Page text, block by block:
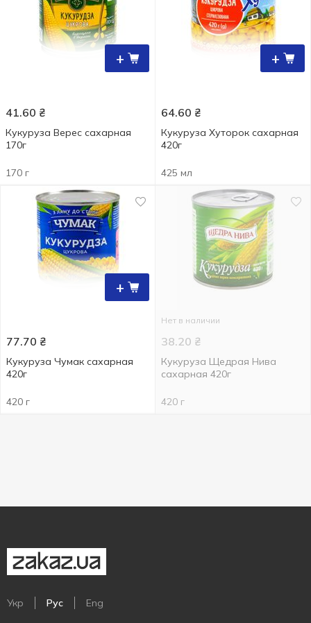
+
41.60 ₴
Кукуруза Верес сахарная
170г
170 г
+
64.60 ₴
Кукуруза Хуторок сахарная
420г
425 мл
+
77.70 ₴
Кукуруза Чумак сахарная
420г
420 г
Нет в наличии
38.20 ₴
Кукуруза Щедрая Нива
сахарная 420г
420 г
Укр Рус Eng